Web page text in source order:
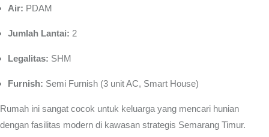
Air: PDAM
Jumlah Lantai: 2
Legalitas: SHM
Furnish: Semi Furnish (3 unit AC, Smart House)
Rumah ini sangat cocok untuk keluarga yang mencari hunian
dengan fasilitas modern di kawasan strategis Semarang Timur.